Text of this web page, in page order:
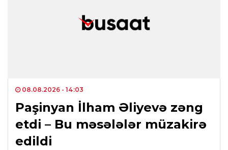
08.08.2026 - 14:03
Paşinyan İlham Əliyevə zəng
etdi – Bu məsələlər müzakirə
edildi